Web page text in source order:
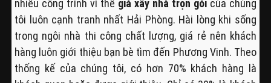
nhiều công trình vì thế giá xây nhà trọn gói của chúng
tôi luôn cạnh tranh nhất Hải Phòng. Hài lòng khi sống
trong ngôi nhà thi công chất lượng, giá rẻ nên khách
hàng luôn giới thiệu bạn bè tìm đến Phương Vinh. Theo
thống kế của chúng tôi, có hơn 70% khách hàng là